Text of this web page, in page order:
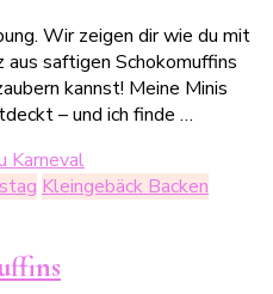
Harry
Potter
Schokomuffins
Wir zeigen dir wie du mit
saftigen Schokomuffins
kannst! Meine Minis
– und ich finde …
Kleingebäck Backen